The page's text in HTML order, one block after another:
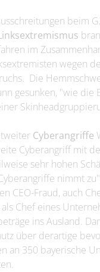
beim
im
wegen
Die
gesunken, "wie
Cyberangriffe
Cyberangriff mit
sehr hohen
nimmt
CEO-Fraud, auch
Chef eines
ins Ausland.
über derartige
an 350 bayerische